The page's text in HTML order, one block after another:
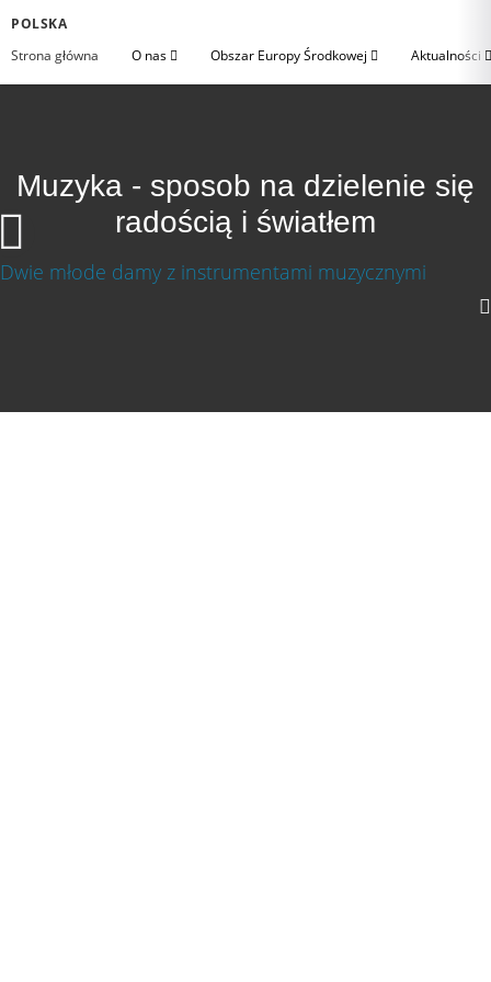
POLSKA
Strona główna
O nas Obszar Europy Środkowej Aktualności
Muzyka - sposob na dzielenie się
radością i światłem